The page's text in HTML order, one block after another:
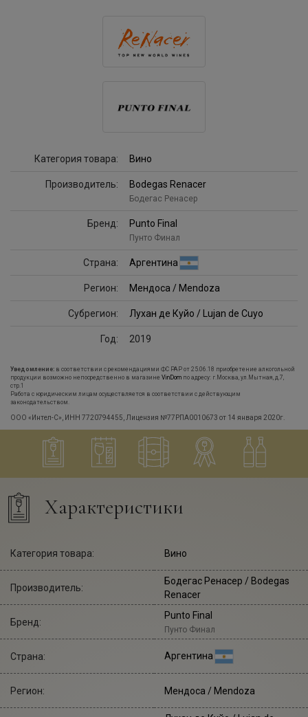
Категория товара: Вино
Производитель: Bodegas Renacer
Бодегас Ренасер
Бренд: Punto Final
Пунто Финал
Страна: Аргентина
Регион: Мендоса / Mendoza
Субрегион: Лухан де Куйо / Lujan de Cuyo
Год: 2019
Уведомление: в соответствии с рекомендациями ФС РАР от 25.06.18 приобретение алкогольной
продукции возможно непосредственно в магазине VinDom по адресу: г.Москва, ул.Мытная, д.7,
стр.1
Работа с юридическим лицам осуществляется в соответствии с действующим
законодательством.
ООО «Интел-С», ИНН 7720794455, Лицензия №77РПА0010673 от 14 января 2020г.
Характеристики
Категория товара: Вино
Производитель:
Бодегас Ренасер / Bodegas
Renacer
Бренд:
Punto Final
Пунто Финал
Страна: Аргентина
Регион: Мендоса / Mendoza